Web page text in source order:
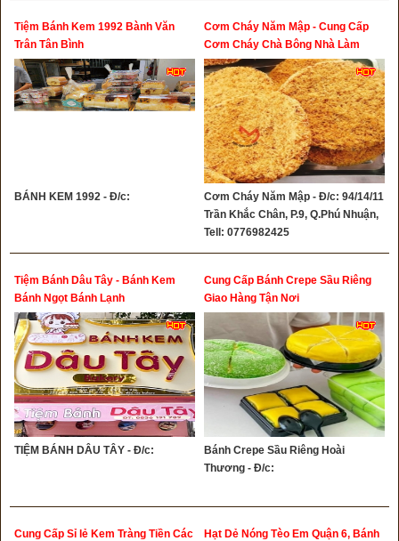
Tiệm Bánh Kem 1992 Bành Văn
Trân Tân Bình
BÁNH KEM 1992 - Đ/c:
Cơm Cháy Năm Mập - Cung Cấp
Cơm Cháy Chà Bông Nhà Làm
Cơm Cháy Năm Mập - Đ/c: 94/14/11
Trần Khắc Chân, P.9, Q.Phú Nhuận,
Tell: 0776982425
Tiệm Bánh Dâu Tây - Bánh Kem
Bánh Ngọt Bánh Lạnh
TIỆM BÁNH DÂU TÂY - Đ/c:
Cung Cấp Bánh Crepe Sầu Riêng
Giao Hàng Tận Nơi
Bánh Crepe Sầu Riêng Hoài
Thương - Đ/c:
Cung Cấp Sỉ lẻ Kem Tràng Tiền Các
Hạt Dẻ Nóng Tèo Em Quận 6, Bánh